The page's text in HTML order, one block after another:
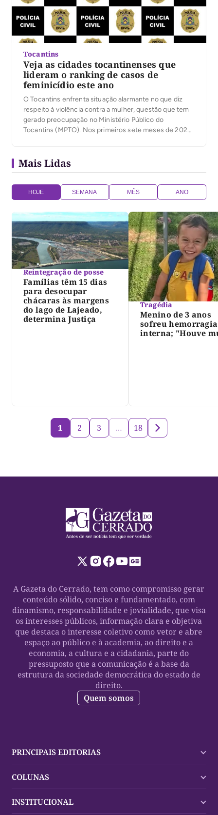
Tocantins
Veja as cidades tocantinenses que
lideram o ranking de casos de
feminicídio este ano
O Tocantins enfrenta situação alarmante no que diz
respeito à violência contra a mulher, questão que tem
gerado preocupação no Ministério Público do
Tocantins (MPTO). Nos primeiros sete meses de 2024,
crimes consumados, em comparação com o mesmo
período […]
Mais Lidas
HOJE SEMANA MÊS ANO
Reintegração de posse
Famílias têm 15 dias
para desocupar
chácaras às margens
do lago de Lajeado,
determina Justiça
Tragédia
Menino de 3 anos
sofreu hemorragia
interna; "Houve
1 2 3 … 18
A Gazeta do Cerrado, tem como compromisso gerar
conteúdo sólido, conciso e fundamentado, com
dinamismo, responsabilidade e jovialidade, que visa
os interesses públicos, informação clara e objetiva
que destaca o interesse coletivo como vetor e abre
espaço ao público e à academia, ao direito e a
economia, a cultura e a cidadania, parte do
pressuposto que a comunicação é a base da
estrutura da sociedade democrática do estado de
direito.
Quem somos
PRINCIPAIS EDITORIAS
Palmas
Mundo
COLUNAS
Policial
INSTITUCIONAL